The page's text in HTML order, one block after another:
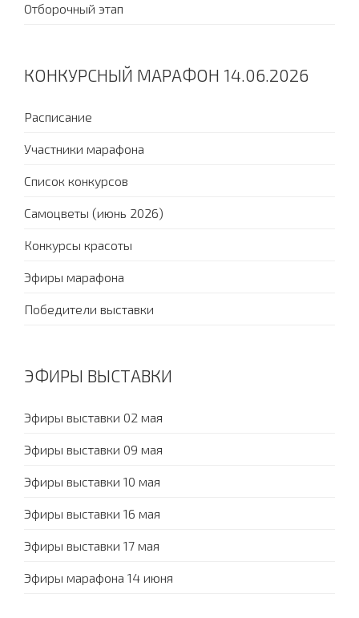
Отборочный этап
КОНКУРСНЫЙ МАРАФОН 14.06.2026
Расписание
Участники марафона
Список конкурсов
Самоцветы (июнь 2026)
Конкурсы красоты
Эфиры марафона
Победители выставки
ЭФИРЫ ВЫСТАВКИ
Эфиры выставки 02 мая
Эфиры выставки 09 мая
Эфиры выставки 10 мая
Эфиры выставки 16 мая
Эфиры выставки 17 мая
Эфиры марафона 14 июня